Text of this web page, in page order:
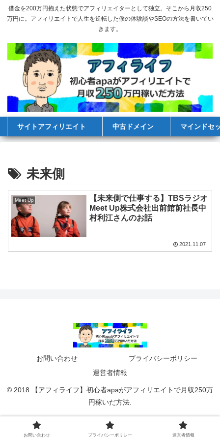
借金を200万円抱えた状態でアフィリエイターとして独立。そこから月収250
万円に。アフィリエイトで人生を逆転した僕の体験談やSEOの方法を書いてい
きます。
サイトアフィリエイト 中古ドメイン マインドセ
未来側
Meet Up
【未来側で仕事する】TBSラジオ
Meet Up株式会社出前館前社長中
村利江さんのお話
2021.11.07
お問い合わせ
プライバシーポリシー
運営者情報
© 2018 【アフィライフ】初心者apaがアフィリエイトで月収250万
円稼いだ方法.
お問い合わせ プライバシーポリシー 運営者情報